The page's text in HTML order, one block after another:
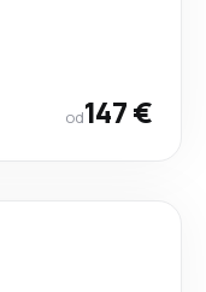
od147 €